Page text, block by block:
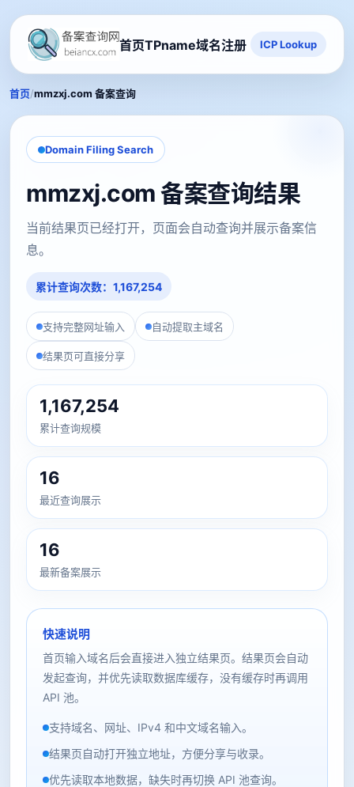
首页TPname域名注册 ICP Lookup
首页/mmzxj.com 备案查询
Domain Filing Search
mmzxj.com 备案查询结果
当前结果页已经打开，页面会自动查询并展示备案信
息。
累计查询次数：1,167,254
支持完整网址输入 自动提取主域名
结果页可直接分享
1,167,254
累计查询规模
16
最近查询展示
16
最新备案展示
快速说明
首页输入域名后会直接进入独立结果页。结果页会自动
发起查询，并优先读取数据库缓存，没有缓存时再调用
API 池。
支持域名、网址、IPv4 和中文域名输入。
结果页自动打开独立地址，方便分享与收录。
优先读取本地数据，缺失时再切换 API 池查询。